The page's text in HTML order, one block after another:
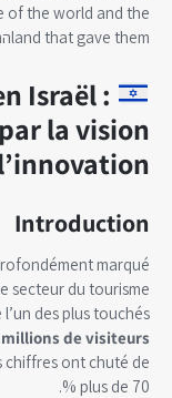
of the world and the
land that gave themהה history, faith, and hope.
Israël :
la vision
Introduction
marqué
secteur du tourisme
des plus touchés.
de visiteurs
chiffres ont chuté de
plus de 70 %.